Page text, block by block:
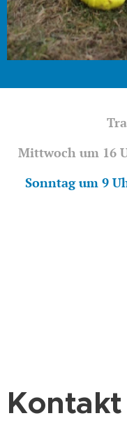
Mittwoch um 16
Sonntag um 9
Kontakt